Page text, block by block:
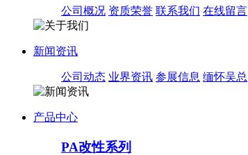
公司概况 资质荣誉 联系我们 在线留言
新闻资讯
公司动态 业界资讯 参展信息 缅怀吴总
产品中心
PA改性系列